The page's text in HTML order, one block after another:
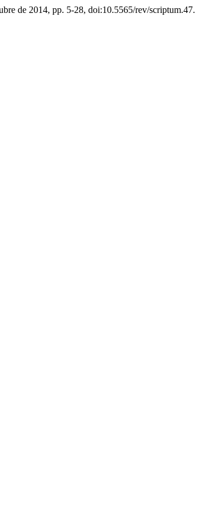
de 2014, pp. 5-28, doi:10.5565/rev/scriptum.47.